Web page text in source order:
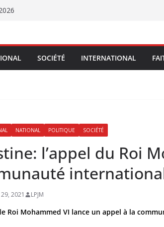
SOCIÉTÉ INTERNATIONAL
NATIONAL POLITIQUE SOCIÉTÉ
l’appel du Roi
2021 LPJM
Roi Mohammed VI lance un appel à la